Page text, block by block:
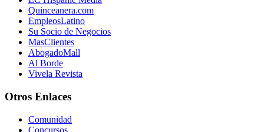
Quinceanera.com
EmpleosLatino
Su Socio de Negocios
MasClientes
AbogadoMall
Al Borde
Vivela Revista
Otros Enlaces
Comunidad
Concursos